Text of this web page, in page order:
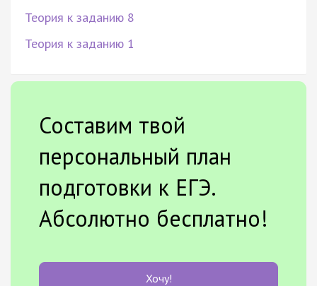
Теория к заданию 8
Теория к заданию 1
Составим твой
персональный план
подготовки к ЕГЭ.
Абсолютно бесплатно!
Хочу!